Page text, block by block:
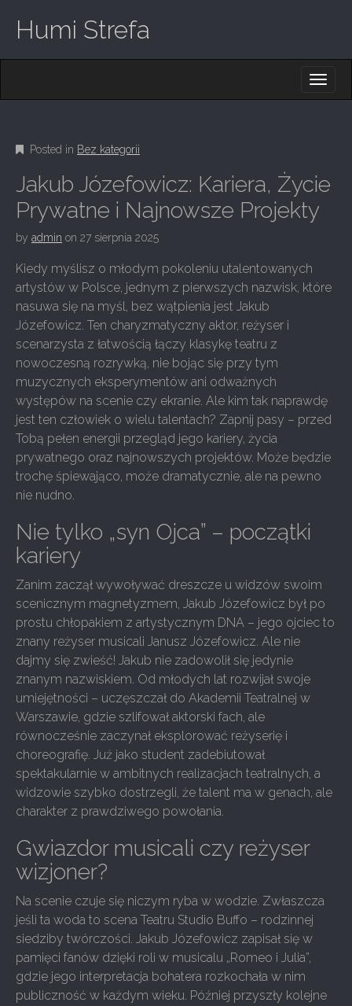
Humi Strefa
M
E
N
U
C
N
T
E
N
T
Posted in Bez kategorii
Jakub Józefowicz: Kariera, Życie
Prywatne i Najnowsze Projekty
by admin on 27 sierpnia 2025
Kiedy myślisz o młodym pokoleniu utalentowanych
artystów w Polsce, jednym z pierwszych nazwisk, które
nasuwa się na myśl, bez wątpienia jest Jakub
Józefowicz. Ten charyzmatyczny aktor, reżyser i
scenarzysta z łatwością łączy klasykę teatru z
nowoczesną rozrywką, nie bojąc się przy tym
muzycznych eksperymentów ani odważnych
występów na scenie czy ekranie. Ale kim tak naprawdę
jest ten człowiek o wielu talentach? Zapnij pasy – przed
Tobą pełen energii przegląd jego kariery, życia
prywatnego oraz najnowszych projektów. Może będzie
trochę śpiewająco, może dramatycznie, ale na pewno
nie nudno.
Nie tylko „syn Ojca” – początki
kariery
Zanim zaczął wywoływać dreszcze u widzów swoim
scenicznym magnetyzmem, Jakub Józefowicz był po
prostu chłopakiem z artystycznym DNA – jego ojciec to
znany reżyser musicali Janusz Józefowicz. Ale nie
dajmy się zwieść! Jakub nie zadowolił się jedynie
znanym nazwiskiem. Od młodych lat rozwijał swoje
umiejętności – uczęszczał do Akademii Teatralnej w
Warszawie, gdzie szlifował aktorski fach, ale
równocześnie zaczynał eksplorować reżyserię i
choreografię. Już jako student zadebiutował
spektakularnie w ambitnych realizacjach teatralnych, a
widzowie szybko dostrzegli, że talent ma w genach, ale
charakter z prawdziwego powołania.
Gwiazdor musicali czy reżyser
wizjoner?
Na scenie czuje się niczym ryba w wodzie. Zwłaszcza
jeśli ta woda to scena Teatru Studio Buffo – rodzinnej
siedziby twórczości. Jakub Józefowicz zapisał się w
pamięci fanów dzięki roli w musicalu „Romeo i Julia”,
gdzie jego interpretacja bohatera rozkochała w nim
publiczność w każdym wieku. Później przyszły kolejne